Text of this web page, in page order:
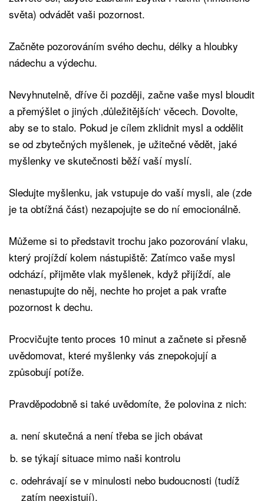
světa) odvádět vaši pozornost.
Začněte pozorováním svého dechu, délky a hloubky
nádechu a výdechu.
Nevyhnutelně, dříve či později, začne vaše mysl bloudit
a přemýšlet o jiných ‚důležitějších‘ věcech. Dovolte,
aby se to stalo. Pokud je cílem zklidnit mysl a oddělit
se od zbytečných myšlenek, je užitečné vědět, jaké
myšlenky ve skutečnosti běží vaší myslí.
Sledujte myšlenku, jak vstupuje do vaší mysli, ale (zde
je ta obtížná část) nezapojujte se do ní emocionálně.
Můžeme si to představit trochu jako pozorování vlaku,
který projíždí kolem nástupiště: Zatímco vaše mysl
odchází, přijměte vlak myšlenek, když přijíždí, ale
nenastupujte do něj, nechte ho projet a pak vraťte
pozornost k dechu.
Procvičujte tento proces 10 minut a začnete si přesně
uvědomovat, které myšlenky vás znepokojují a
způsobují potíže.
Pravděpodobně si také uvědomíte, že polovina z nich:
není skutečná a není třeba se jich obávat
se týkají situace mimo naši kontrolu
odehrávají se v minulosti nebo budoucnosti (tudíž
zatím neexistují).